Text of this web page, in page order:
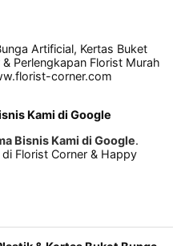
Artificial, Kertas Buket
Perlengkapan Florist Murah
corner.com
Kami di Google
Bisnis Kami di Google.
Florist Corner & Happy